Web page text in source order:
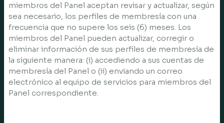
miembros del Panel aceptan revisar y actualizar, según
sea necesario, los perfiles de membresía con una
frecuencia que no supere los seis (6) meses. Los
miembros del Panel pueden actualizar, corregir o
eliminar información de sus perfiles de membresía de
la siguiente manera: (i) accediendo a sus cuentas de
membresía del Panel o (ii) enviando un correo
electrónico al equipo de servicios para miembros del
Panel correspondiente.